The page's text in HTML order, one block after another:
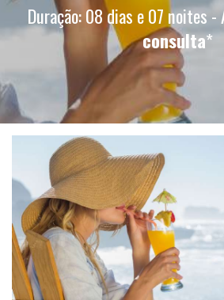
Duração: 08 dias e 07 noites
consulta*